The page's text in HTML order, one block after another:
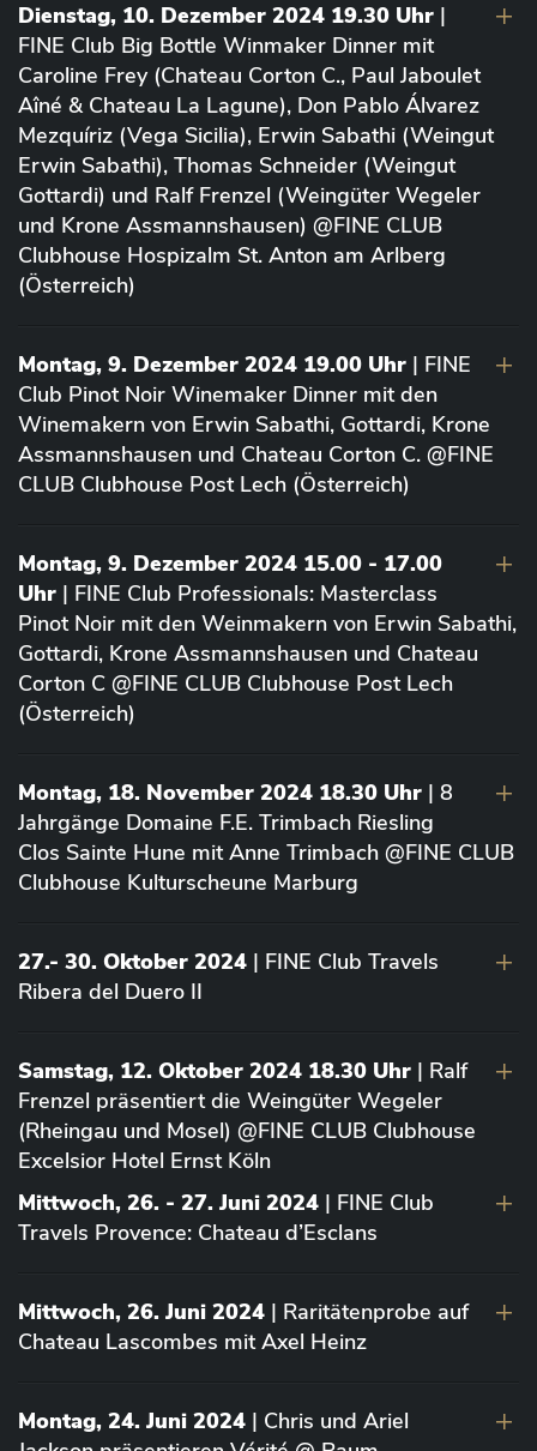
Dienstag, 10. Dezember 2024 19.30 Uhr |
FINE Club Big Bottle Winmaker Dinner mit
Caroline Frey (Chateau Corton C., Paul Jaboulet
Aîné & Chateau La Lagune), Don Pablo Álvarez
Mezquíriz (Vega Sicilia), Erwin Sabathi (Weingut
Erwin Sabathi), Thomas Schneider (Weingut
Gottardi) und Ralf Frenzel (Weingüter Wegeler
und Krone Assmannshausen) @FINE CLUB
Clubhouse Hospizalm St. Anton am Arlberg
(Österreich)
Montag, 9. Dezember 2024 19.00 Uhr | FINE
Club Pinot Noir Winemaker Dinner mit den
Winemakern von Erwin Sabathi, Gottardi, Krone
Assmannshausen und Chateau Corton C. @FINE
CLUB Clubhouse Post Lech (Österreich)
Montag, 9. Dezember 2024 15.00 - 17.00
Uhr | FINE Club Professionals: Masterclass
Pinot Noir mit den Weinmakern von Erwin Sabathi,
Gottardi, Krone Assmannshausen und Chateau
Corton C @FINE CLUB Clubhouse Post Lech
(Österreich)
Montag, 18. November 2024 18.30 Uhr | 8
Jahrgänge Domaine F.E. Trimbach Riesling
Clos Sainte Hune mit Anne Trimbach @FINE CLUB
Clubhouse Kulturscheune Marburg
27.- 30. Oktober 2024 | FINE Club Travels
Ribera del Duero II
Samstag, 12. Oktober 2024 18.30 Uhr | Ralf
Frenzel präsentiert die Weingüter Wegeler
(Rheingau und Mosel) @FINE CLUB Clubhouse
Excelsior Hotel Ernst Köln
Mittwoch, 26. - 27. Juni 2024 | FINE Club
Travels Provence: Chateau d’Esclans
Mittwoch, 26. Juni 2024 | Raritätenprobe auf
Chateau Lascombes mit Axel Heinz
Montag, 24. Juni 2024 | Chris und Ariel